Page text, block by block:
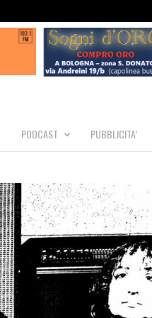
PODCAST PUBBLICITA’